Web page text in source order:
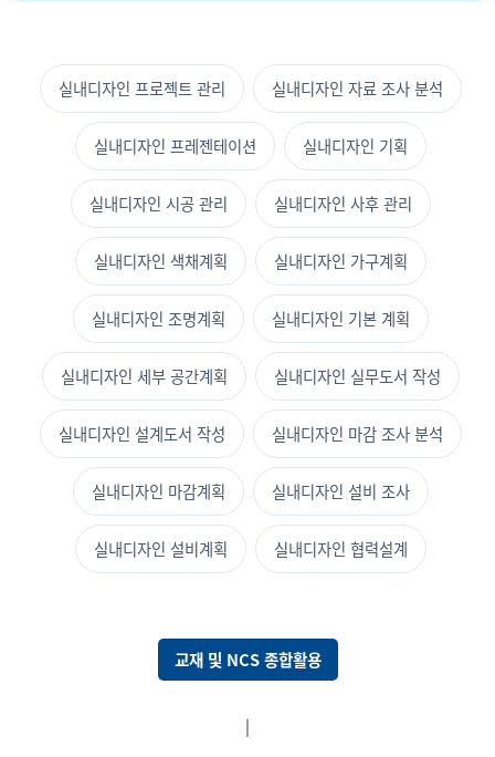
실내디자인 프로젝트 관리 실내디자인 자료 조사 분석
실내디자인 프레젠테이션 실내디자인 기획
실내디자인 시공 관리 실내디자인 사후 관리
실내디자인 색채계획 실내디자인 가구계획
실내디자인 조명계획 실내디자인 기본 계획
실내디자인 세부 공간계획 실내디자인 실무도서 작성
실내디자인 설계도서 작성 실내디자인 마감 조사 분석
실내디자인 마감계획 실내디자인 설비 조사
실내디자인 설비계획 실내디자인 협력설계
교재 및 NCS 종합활용
|